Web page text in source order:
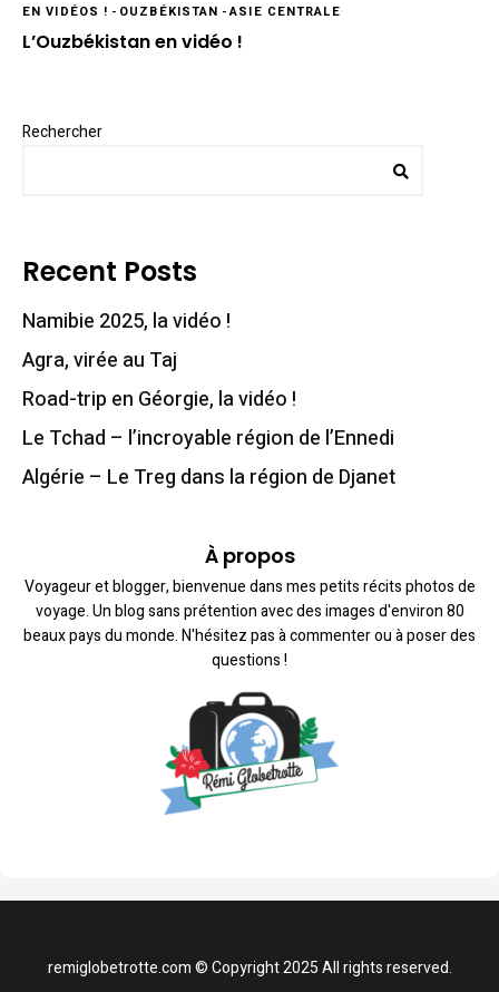
EN VIDÉOS ! - OUZBÉKISTAN -ASIE CENTRALE
L’Ouzbékistan en vidéo !
Rechercher
Recent Posts
Namibie 2025, la vidéo !
Agra, virée au Taj
Road-trip en Géorgie, la vidéo !
Le Tchad – l’incroyable région de l’Ennedi
Algérie – Le Treg dans la région de Djanet
À propos
Voyageur et blogger, bienvenue dans mes petits récits photos de
voyage. Un blog sans prétention avec des images d'environ 80
beaux pays du monde. N'hésitez pas à commenter ou à poser des
questions !
remiglobetrotte.com © Copyright 2025 All rights reserved.